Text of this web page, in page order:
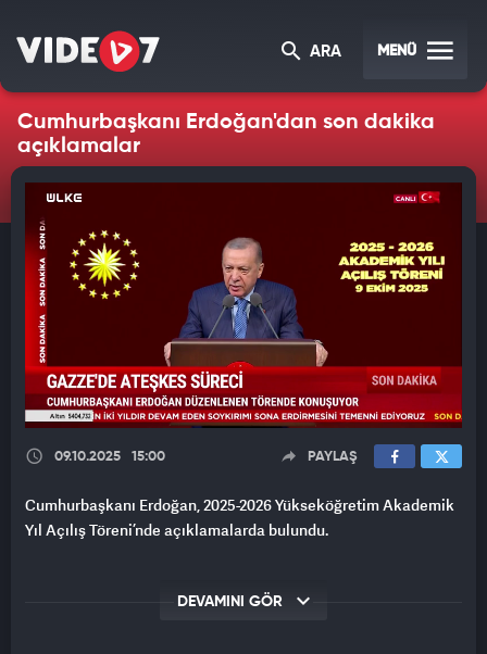
ARA MENÜ
Cumhurbaşkanı Erdoğan'dan son dakika
açıklamalar
09.10.2025 15:00 PAYLAŞ
Cumhurbaşkanı Erdoğan, 2025-2026 Yükseköğretim Akademik
Yıl Açılış Töreni’nde açıklamalarda bulundu.
DEVAMINI GÖR